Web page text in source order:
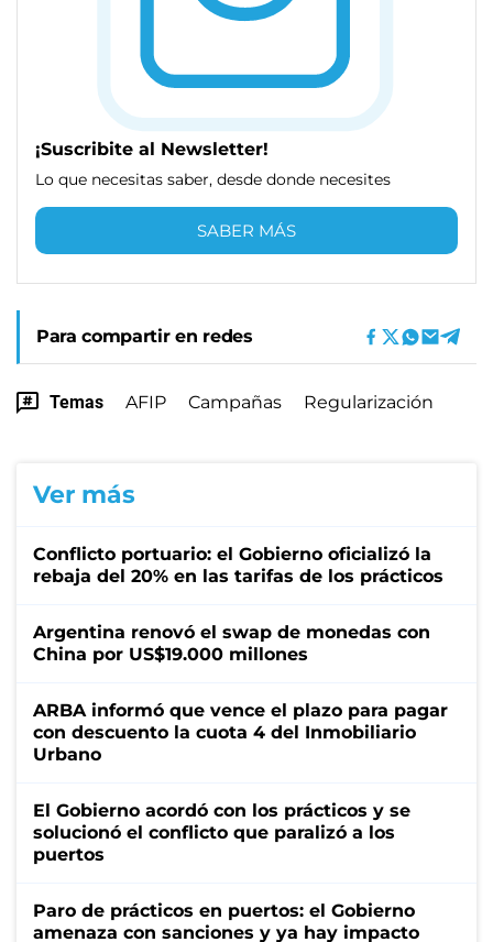
¡Suscribite al Newsletter!
Lo que necesitas saber, desde donde necesites
SABER MÁS
Para compartir en redes
Temas AFIP Campañas Regularización
Ver más
Conflicto portuario: el Gobierno oficializó la
rebaja del 20% en las tarifas de los prácticos
Argentina renovó el swap de monedas con
China por US$19.000 millones
ARBA informó que vence el plazo para pagar
con descuento la cuota 4 del Inmobiliario
Urbano
El Gobierno acordó con los prácticos y se
solucionó el conflicto que paralizó a los
puertos
Paro de prácticos en puertos: el Gobierno
amenaza con sanciones y ya hay impacto